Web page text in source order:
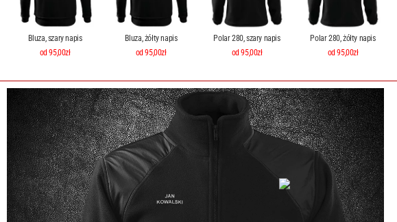
Bluza, szary napis
od 95,00zł
Bluza, żółty napis
od 95,00zł
Polar 280, szary napis
od 95,00zł
Polar 280, żółty napis
od 95,00zł